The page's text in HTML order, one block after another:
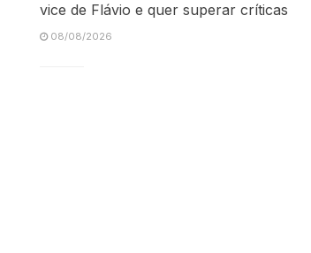
vice de Flávio e quer superar críticas
08/08/2026